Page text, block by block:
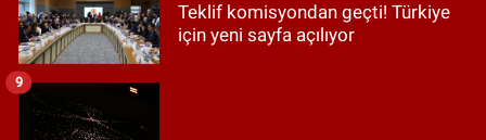
Teklif komisyondan geçti! Türkiye
için yeni sayfa açılıyor
9